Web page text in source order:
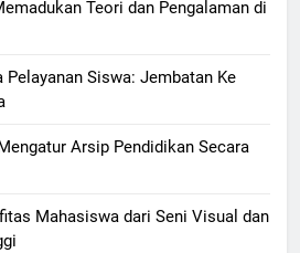
Teori dan Pengalaman di
Siswa: Jembatan Ke
Arsip Pendidikan Secara
Mahasiswa dari Seni Visual dan